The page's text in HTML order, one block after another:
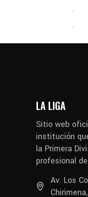
LA LIGA
Sitio web
institución
la Primera
profesional
Av. Los